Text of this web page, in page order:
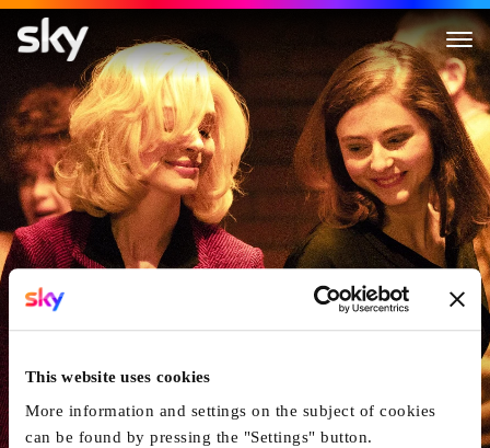
This website uses cookies
More information and settings on the subject of cookies
can be found by pressing the "Settings" button.
Eileen